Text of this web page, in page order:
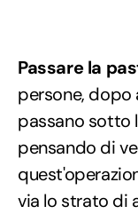
Passare la
persone, dopo
passano sotto
pensando di
via lo strato di